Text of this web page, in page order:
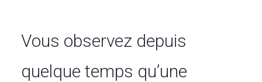
Vous observez depuis
quelque temps qu’une